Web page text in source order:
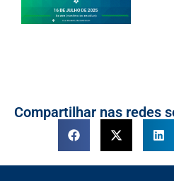
Compartilhar nas redes